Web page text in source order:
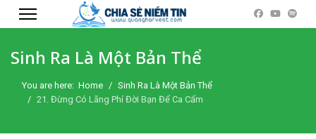
Sinh Ra Là Một Bản Thể
You are here: Home
Sinh Ra Là Một Bản Thể
21. Đừng Có Lãng Phí Đời Bạn Để Ca Cẩm